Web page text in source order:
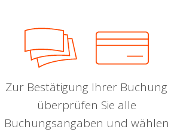
Zur Bestätigung Ihrer Buchung
überprüfen Sie alle
Buchungsangaben und wählen